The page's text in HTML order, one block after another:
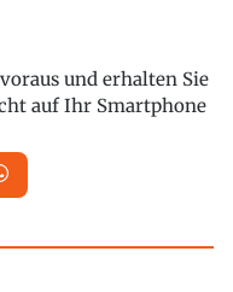
und erhalten Sie
auf Ihr Smartphone